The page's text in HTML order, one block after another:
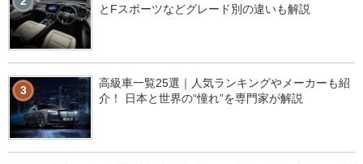
とFスポーツなどグレード別の違いも解説
3
高級車一覧25選｜人気ランキングやメーカーも紹
介！ 日本と世界の“憧れ”を専門家が解説